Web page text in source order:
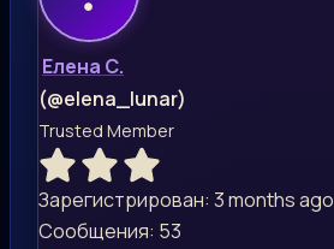
Елена С.
(@elena_lunar)
Trusted Member
Зарегистрирован: 3 months ago
Сообщения: 53